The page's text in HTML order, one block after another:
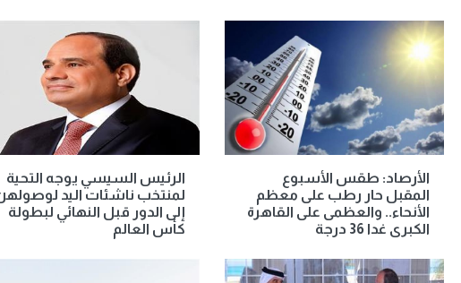
الأرصاد: طقس الأسبوع
المقبل حار رطب على معظم
الأنحاء.. والعظمى على القاهرة
الكبرى غدا 36 درجة
الرئيس السيسي يوجه التحية
لمنتخب ناشئات اليد
إلى الدور قبل النهائي لبطولة
كأس العالم